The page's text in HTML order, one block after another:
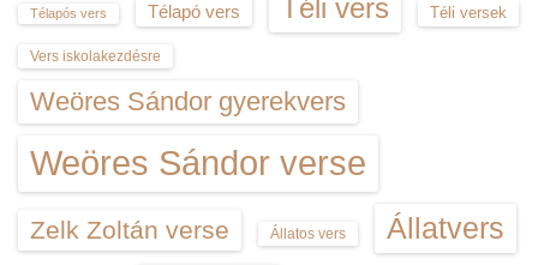
Télapós vers Télapó vers Téli vers Téli versek
Vers iskolakezdésre
Weöres Sándor gyerekvers
Weöres Sándor verse
Zelk Zoltán verse Állatos vers Állatvers